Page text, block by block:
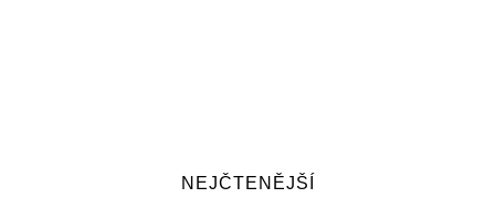
NEJČTENĚJŠÍ